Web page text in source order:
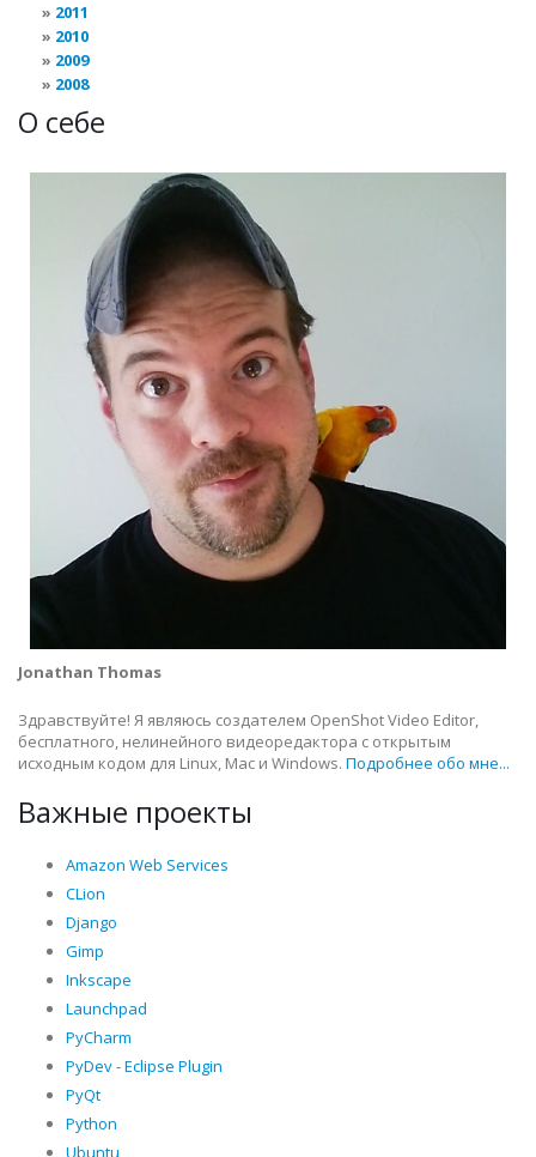
2011
2010
2009
2008
О себе
Jonathan Thomas
Здравствуйте! Я являюсь создателем OpenShot Video Editor,
бесплатного, нелинейного видеоредактора с открытым
исходным кодом для Linux, Mac и Windows. Подробнее обо мне...
Важные проекты
Amazon Web Services
CLion
Django
Gimp
Inkscape
Launchpad
PyCharm
PyDev - Eclipse Plugin
PyQt
Python
Ubuntu